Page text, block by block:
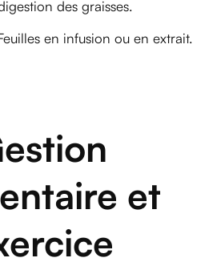
des graisses.
en infusion ou en extrait.
et